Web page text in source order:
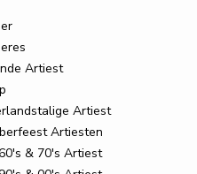
Artiest
Artiest
Artiesten
& 70's Artiest